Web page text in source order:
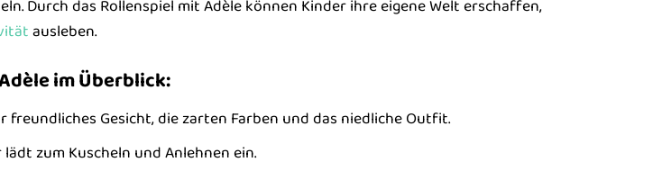
Durch das Rollenspiel mit Adèle können Kinder ihre eigene Welt erschaffen,
ausleben.
im Überblick:
Gesicht, die zarten Farben und das niedliche Outfit.
zum Kuscheln und Anlehnen ein.